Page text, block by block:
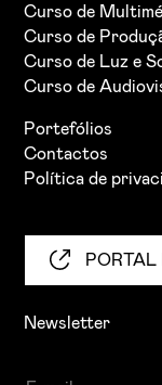
Curso de
Curso de
Curso de Luz e
Curso de
Portefólios
Contactos
Política de
PORTAL
Newsletter